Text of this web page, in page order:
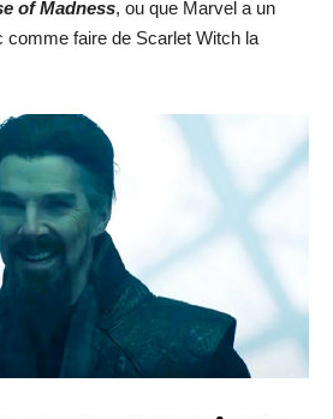
of Madness, ou que Marvel a un
comme faire de Scarlet Witch la